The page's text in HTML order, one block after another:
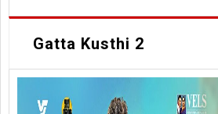
Gatta Kusthi 2